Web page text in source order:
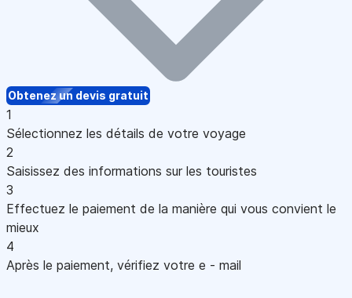
Obtenez un devis gratuit
1
Sélectionnez les détails de votre voyage
2
Saisissez des informations sur les touristes
3
Effectuez le paiement de la manière qui vous convient le
mieux
4
Après le paiement, vérifiez votre e - mail